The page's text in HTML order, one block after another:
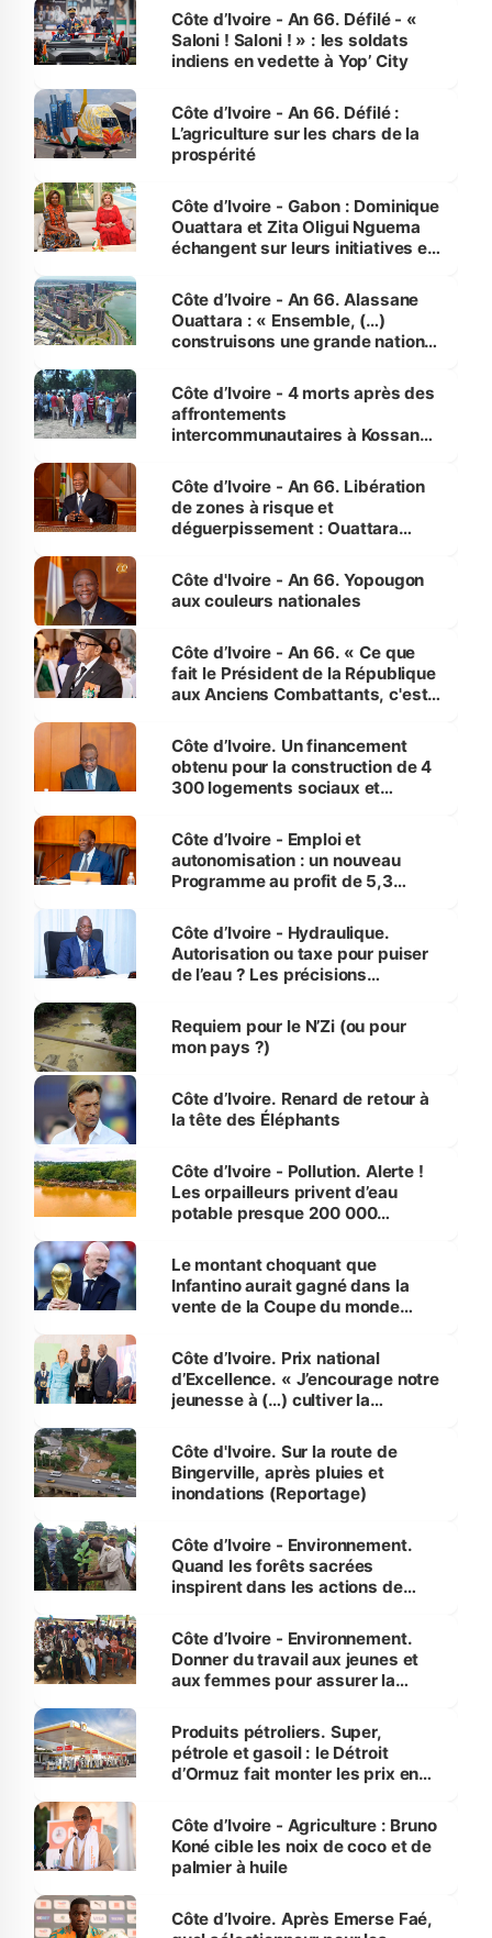
Côte d’Ivoire - An 66. Défilé - «
Saloni ! Saloni ! » : les soldats
indiens en vedette à Yop’ City
Côte d’Ivoire - An 66. Défilé :
L’agriculture sur les chars de la
prospérité
Côte d’Ivoire - Gabon : Dominique
Ouattara et Zita Oligui Nguema
échangent sur leurs initiatives en
enfants
Côte d’Ivoire - An 66. Alassane
Ouattara : « Ensemble, (…)
construisons une grande nation
générations futures »
Côte d’Ivoire - 4 morts après des
affrontements
intercommunautaires à Kossandji
milieu des sinistrés
Côte d’Ivoire - An 66. Libération
de zones à risque et
déguerpissement : Ouattara
l'Etat de droit pour préserver les
vies humaines »
Côte d'Ivoire - An 66. Yopougon
aux couleurs nationales
Côte d’Ivoire - An 66. « Ce que
fait le Président de la République
aux Anciens Combattants, c'est
Côte d’Ivoire. Un financement
obtenu pour la construction de 4
300 logements sociaux et
et Yamoussoukro
Côte d’Ivoire - Emploi et
autonomisation : un nouveau
Programme au profit de 5,3
Côte d’Ivoire - Hydraulique.
Autorisation ou taxe pour puiser
de l’eau ? Les précisions
Requiem pour le N’Zi (ou pour
mon pays ?)
Côte d’Ivoire. Renard de retour à
la tête des Éléphants
Côte d’Ivoire - Pollution. Alerte !
Les orpailleurs privent d’eau
potable presque 200 000
Le montant choquant que
Infantino aurait gagné dans la
vente de la Coupe du monde
Côte d’Ivoire. Prix national
d’Excellence. « J’encourage notre
jeunesse à (…) cultiver la
(Alassane Ouattara
Côte d'Ivoire. Sur la route de
Bingerville, après pluies et
inondations (Reportage)
Côte d’Ivoire - Environnement.
Quand les forêts sacrées
inspirent dans les actions de
Côte d’Ivoire - Environnement.
Donner du travail aux jeunes et
aux femmes pour assurer la
menacées
Produits pétroliers. Super,
pétrole et gasoil : le Détroit
d’Ormuz fait monter les prix en
Côte d’Ivoire - Agriculture : Bruno
Koné cible les noix de coco et de
palmier à huile
Côte d’Ivoire. Après Emerse Faé,